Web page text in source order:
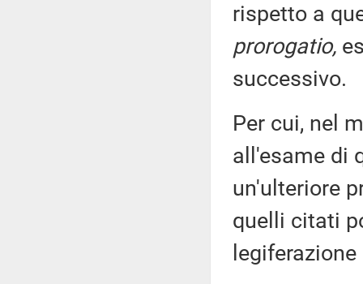
rispetto a
prorogatio,
successivo.
Per cui, nel
all'esame di
un'ulteriore
quelli citati